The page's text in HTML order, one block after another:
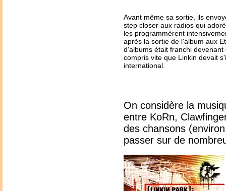
Avant même sa sortie, ils
step closer aux radios qui
les programmèrent
après la sortie de l'album aux
d'albums était franchi
compris vite que Linkin devait
international.
On considère la
entre KoRn,
des chansons
passer sur de